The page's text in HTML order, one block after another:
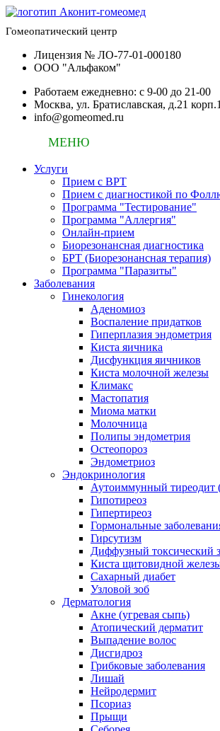
Гомеопатический центр
Лицензия № ЛО-77-01-000180
ООО "Альфаком"
Работаем ежедневно: c 9-00 до 21-00
Москва, ул. Братиславская, д.21 корп.1
info@gomeomed.ru
МЕНЮ
Услуги
Прием с ВРТ
Прием с диагностикой по
Программа "Тестирование"
Программа "Аллергия"
Онлайн-прием
Биорезонансная диагностика
БРТ (Биорезонансная терапия)
Программа "Паразиты"
Заболевания
Гинекология
Аденомиоз
Воспаление придатков
Гиперплазия эндометрия
Киста яичника
Дисфункция яичников
Киста молочной железы
Климакс
Мастопатия
Миома матки
Молочница
Полипы эндометрия
Остеопороз
Эндометриоз
Эндокринология
Аутоиммунный
Гипотиреоз
Гипертиреоз
Гормональные
Гирсутизм
Диффузный токсический
Киста щитовидной
Сахарный диабет
Узловой зоб
Дерматология
Акне (угревая сыпь)
Атопический дерматит
Выпадение волос
Дисгидроз
Грибковые заболевания
Лишай
Нейродермит
Псориаз
Прыщи